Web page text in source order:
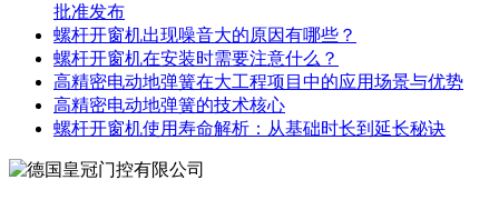
批准发布
螺杆开窗机出现噪音大的原因有哪些？
螺杆开窗机在安装时需要注意什么？
高精密电动地弹簧在大工程项目中的应用场景与优势
高精密电动地弹簧的技术核心
螺杆开窗机使用寿命解析：从基础时长到延长秘诀